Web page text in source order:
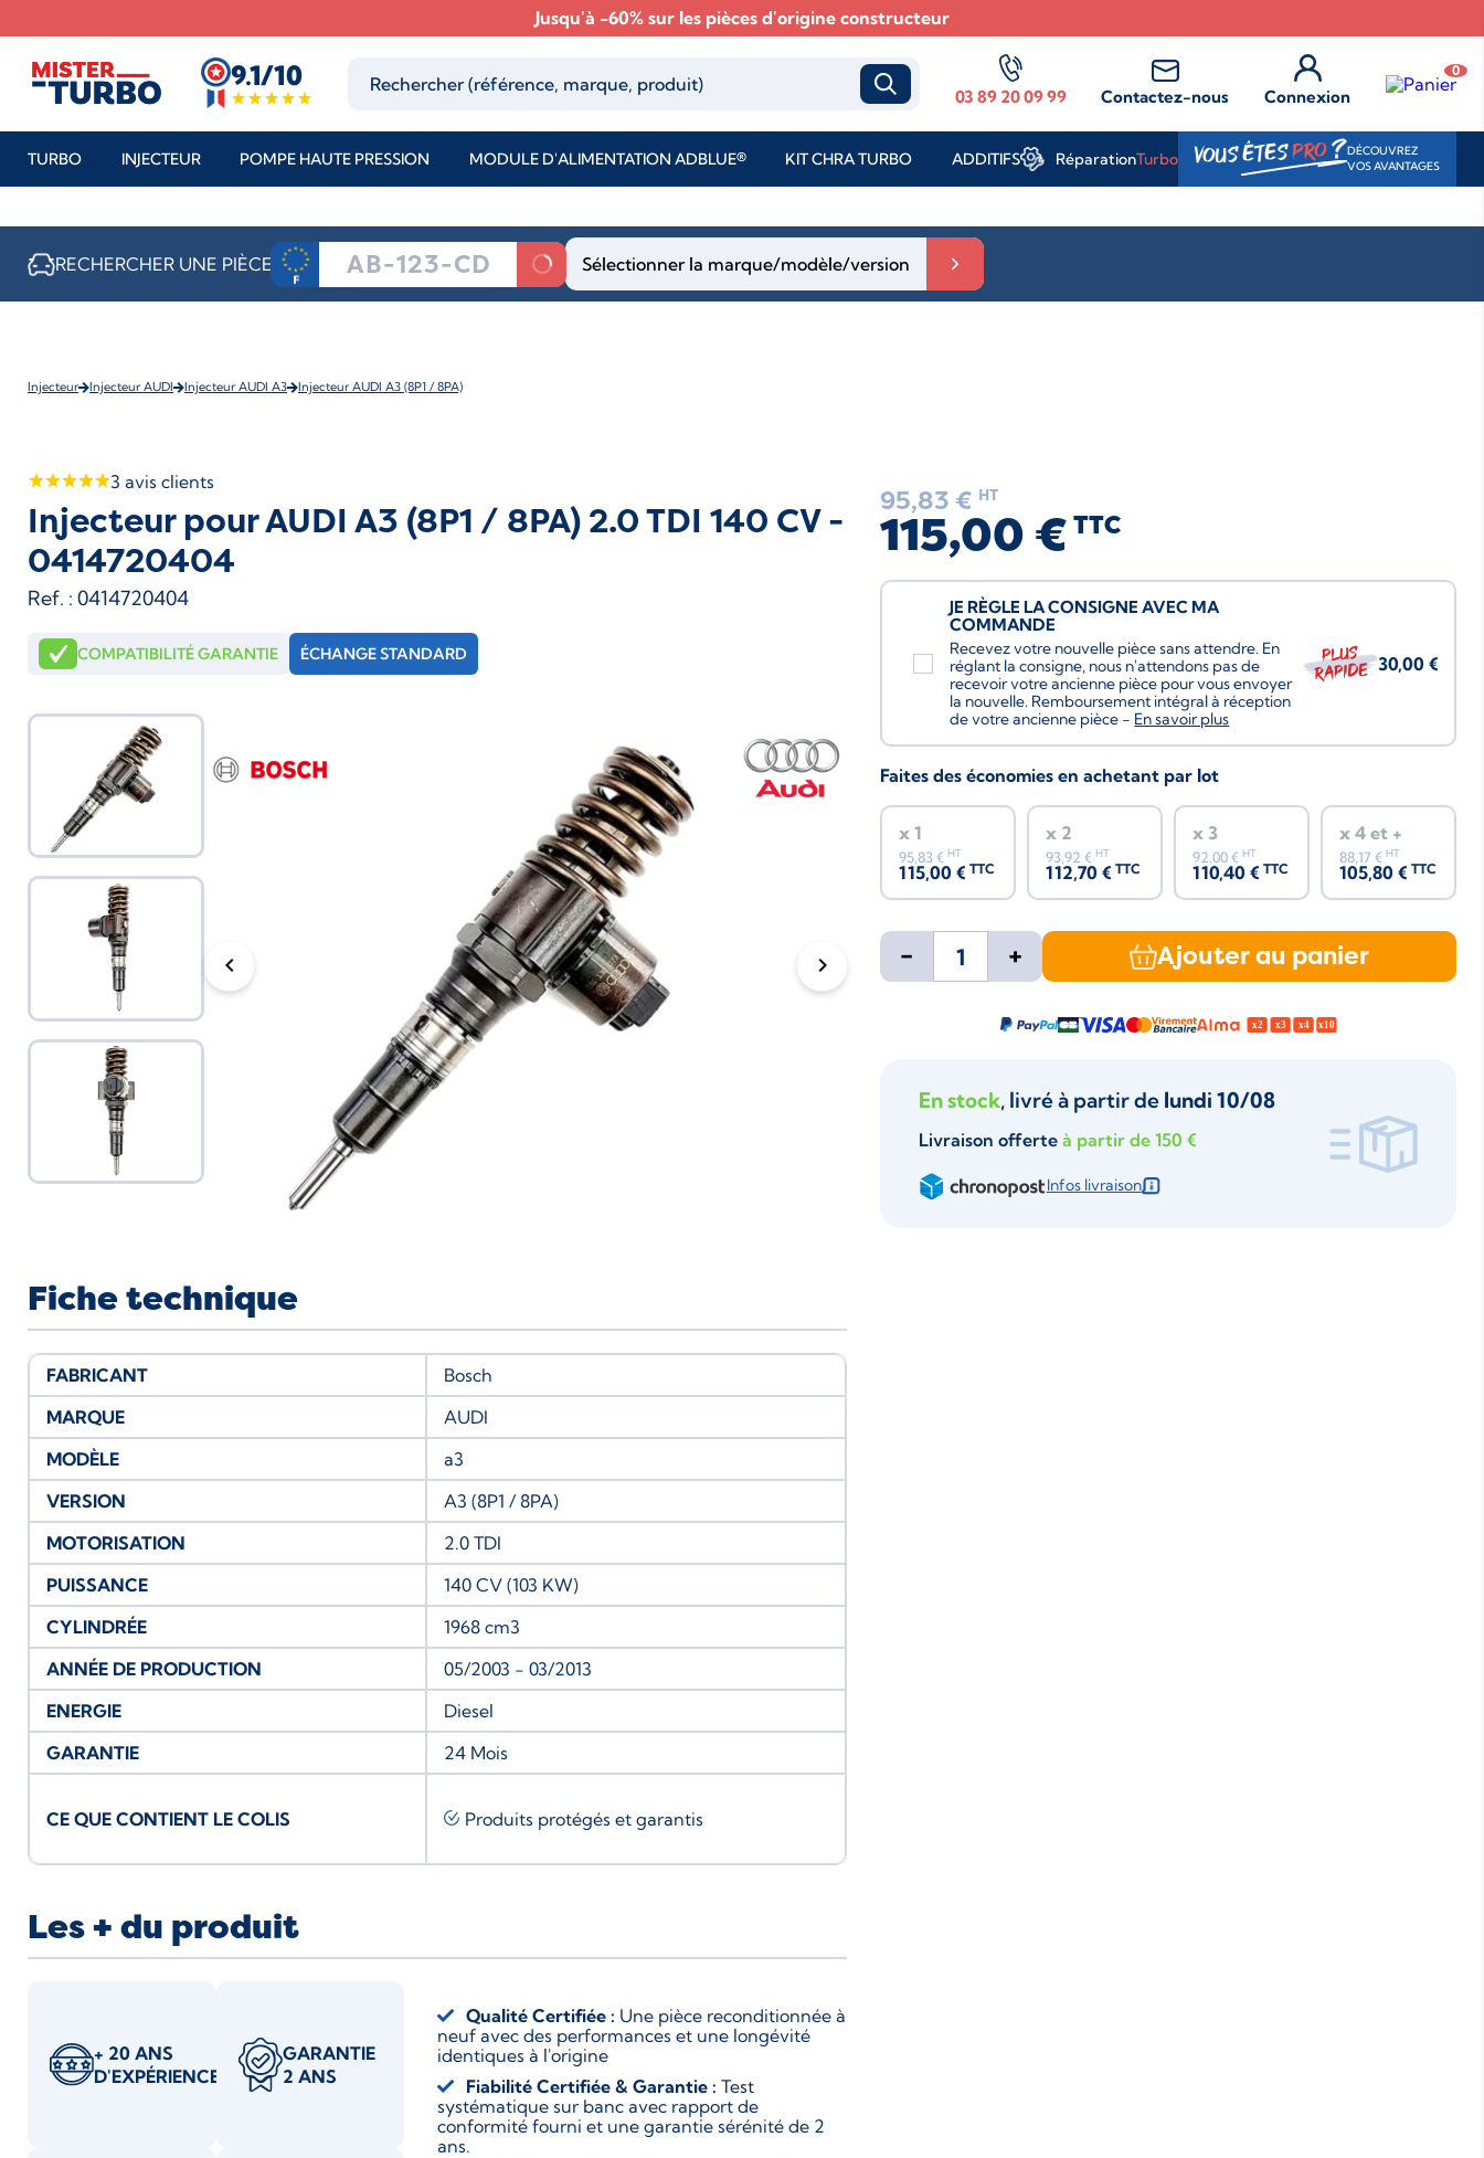
Jusqu'à -60% sur les pièces d'origine constructeur
9.1/10
03 89 20 09 99 Contactez-nous Connexion
0
TURBO INJECTEUR POMPE HAUTE PRESSION MODULE D'ALIMENTATION ADBLUE® KIT CHRA TURBO ADDITIFS RéparationTurbo VOUS ÊTESPRO?DÉCOUVREZ
VOS AVANTAGES
RECHERCHER UNE PIÈCE Sélectionner la marque/modèle/version
Injecteur Injecteur AUDI Injecteur AUDI A3 Injecteur AUDI A3 (8P1 / 8PA)
3 avis clients
Injecteur pour AUDI A3 (8P1 / 8PA) 2.0 TDI 140 CV -
0414720404
Ref. : 0414720404
COMPATIBILITÉ GARANTIE ÉCHANGE STANDARD
chevron_left chevron_right
95,83 € HT
115,00 € TTC
JE RÈGLE LA CONSIGNE AVEC MA
COMMANDE
Recevez votre nouvelle pièce sans attendre. En
réglant la consigne, nous n'attendons pas de
recevoir votre ancienne pièce pour vous envoyer
la nouvelle. Remboursement intégral à réception
de votre ancienne pièce - En savoir plus
Plus
rapide 30,00 €
Faites des économies en achetant par lot
x 1
95,83 €HT
115,00 €TTC
x 2
93,92 €HT
112,70 €TTC
x 3
92,00 €HT
110,40 €TTC
x 4 et +
88,17 €HT
105,80 €TTC
- + Ajouter au panier
En stock, livré à partir de lundi 10/08
Livraison offerteà partir de 150 €
Infos livraison
Fiche technique
FABRICANT
Bosch
MARQUE
AUDI
MODÈLE
a3
VERSION
A3 (8P1 / 8PA)
MOTORISATION
2.0 TDI
PUISSANCE
140 CV (103 KW)
CYLINDRÉE
1968 cm3
ANNÉE DE PRODUCTION
05/2003 - 03/2013
ENERGIE
Diesel
GARANTIE
24 Mois
CE QUE CONTIENT LE COLIS Produits protégés et garantis
Les + du produit
+ 20 ANS
D'EXPÉRIENCE
GARANTIE
2 ANS
Qualité Certifiée : Une pièce reconditionnée à
neuf avec des performances et une longévité
identiques à l'origine
Fiabilité Certifiée & Garantie : Test
systématique sur banc avec rapport de
conformité fourni et une garantie sérénité de 2
ans.